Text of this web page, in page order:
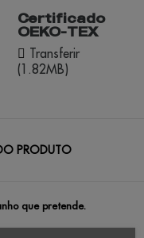
Certificado
OEKO-TEX
Transferir
(1.82MB)
PRODUTO
que pretende.